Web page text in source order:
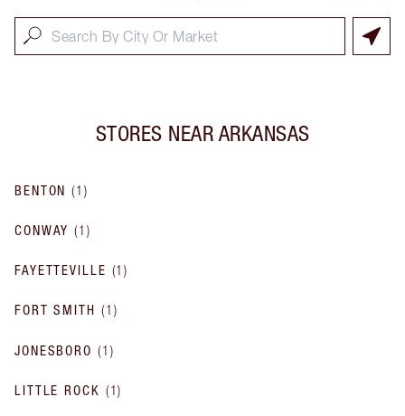
STORES NEAR ARKANSAS
BENTON (1)
CONWAY (1)
FAYETTEVILLE (1)
FORT SMITH (1 )
JONESBORO (1 )
LITTLE ROCK (1)